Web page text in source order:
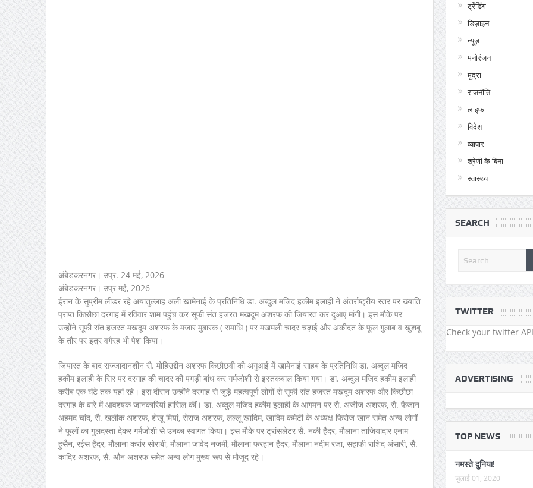
अंबेडकरनगर। उप्र. 24 मई, 2026
अंबेडकरनगर। उप्र मई, 2026
ईरान के सुप्रीम लीडर रहे अयातुल्लाह अली खामेनाई के प्रतिनिधि डा. अब्दुल मजिद हकीम इलाही ने अंतर्राष्ट्रीय स्तर पर ख्याति
प्राप्त किछौछा दरगाह में रविवार शाम पहुंच कर सूफी संत हजरत मखदूम अशरफ की जियारत कर दुआएं मांगी। इस मौके पर
उन्होंने सूफी संत हजरत मखदूम अशरफ के मजार मुबारक ( समाधि ) पर मखमली चादर चढ़ाई और अकीदत के फूल गुलाब व खुशबू
के तौर पर इत्र वगैरह भी पेश किया।
जियारत के बाद सज्जादानशीन सै. मोहिउद्दीन अशरफ किछौछवी की अगुआई में खामेनाई साहब के प्रतिनिधि डा. अब्दुल मजिद
हकीम इलाही के सिर पर दरगाह की चादर की पगड़ी बांध कर गर्मजोशी से इस्तकबाल किया गया। डा. अब्दुल मजिद हकीम इलाही
करीब एक घंटे तक यहां रहे। इस दौरान उन्होंने दरगाह से जुड़े महत्वपूर्ण लोगों से सूफी संत हजरत मखदूम अशरफ और किछौछा
दरगाह के बारे में आवश्यक जानकारियां हासिल कीं। डा. अब्दुल मजिद हकीम इलाही के आगमन पर सै. अजीज अशरफ, सै. फैजान
अहमद चांद, सै. खलीक अशरफ, शेखू मियां, सेराज अशरफ, लल्लू खादिम, खादिम कमेटी के अध्यक्ष फिरोज खान समेत अन्य लोगों
ने फूलों का गुलदस्ता देकर गर्मजोशी से उनका स्वागत किया। इस मौके पर ट्रांसलेटर सै. नकी हैदर, मौलाना ताजियादार एनाम
हुसैन, रईस हैदर, मौलाना कर्रार सोराबी, मौलाना जावेद नजमी, मौलाना फरहान हैदर, मौलाना नदीम रजा, सहाफी राशिद अंसारी, सै.
कादिर अशरफ, सै. औन अशरफ समेत अन्य लोग मुख्य रूप से मौजूद रहे।
ट्रेंडिंग
डिज़ाइन
न्यूज़
मनोरंजन
मुद्रा
राजनीति
लाइफ
विदेश
व्यापार
श्रेणी के बिना
स्वास्थ्य
SEARCH
TWITTER
Check your twitter
ADVERTISING
TOP NEWS
नमस्ते दुनिया!
जुलाई 01, 2020
किछौछा दरगाह: एक लाख
मौजूदगी में चेहल्लुम की
अपने घरों को लौटने लगे